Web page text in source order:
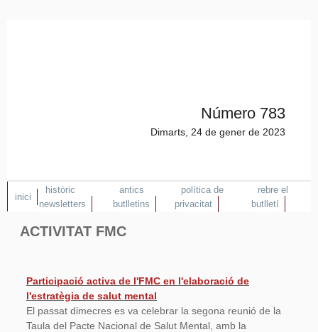
Número 783
Dimarts, 24 de gener de 2023
inici
històric
newsletters
antics
butlletins
política de
privacitat
rebre el
butlletí
ACTIVITAT FMC
Participació activa de l'FMC en l'elaboració de
l'estratègia de salut mental
El passat dimecres es va celebrar la segona reunió de la
Taula del Pacte Nacional de Salut Mental, amb la